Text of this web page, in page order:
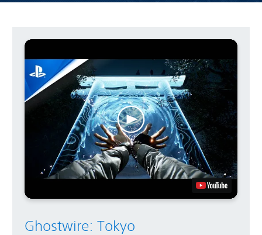
Ghostwire: Tokyo